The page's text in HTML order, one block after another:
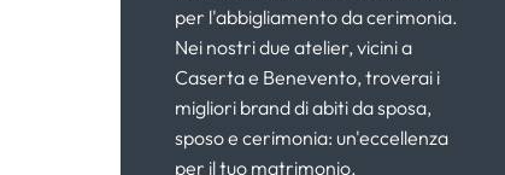
per l'abbigliamento da cerimonia.
Nei nostri due atelier, vicini a
Caserta e Benevento, troverai i
migliori brand di abiti da sposa,
sposo e cerimonia: un'eccellenza
per il tuo matrimonio.